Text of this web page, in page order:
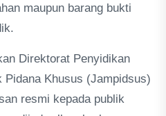
maupun barang bukti
Direktorat Penyidikan
Pidana Khusus (Jampidsus)
resmi kepada publik